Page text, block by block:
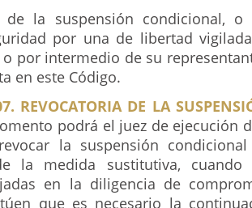
de la suspensión condicional,
por una de libertad
por intermedio de su
en este Código.
REVOCATORIA DE LA
podrá el juez de ejecución
la suspensión
la medida sustitutiva, cuando
en la diligencia de
que es necesario la